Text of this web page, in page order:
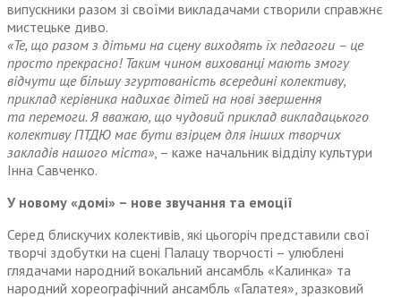
випускники разом зі своїми викладачами створили справжнє
мистецьке диво.
«Те, що разом з дітьми на сцену виходять їх педагоги – це
просто прекрасно! Таким чином вихованці мають змогу
відчути ще більшу згуртованість всередині колективу,
приклад керівника надихає дітей на нові звершення
та перемоги. Я вважаю, що чудовий приклад викладацького
колективу ПТДЮ має бути взір­цем для інших творчих
закладів нашого міста», – каже начальник відділу культури
Інна Савченко.
У новому «домі» – нове звучання та емоції
Серед блискучих колективів, які цьогоріч представили свої
творчі здобутки на сцені Палацу творчості – улюблені
глядачами народний вокальний ансамбль «Калинка» та
народний хореографічний ансамбль «Галатея», зразковий